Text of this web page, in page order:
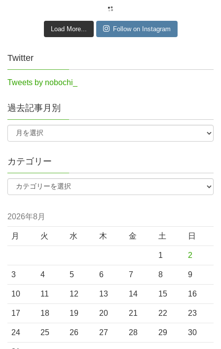
Load More... Follow on Instagram
Twitter
Tweets by nobochi_
過去記事月別
カテゴリー
2026年8月
月 火 水 木 金 土 日
1 2
3 4 5 6 7 8 9
10 11 12 13 14 15 16
17 18 19 20 21 22 23
24 25 26 27 28 29 30